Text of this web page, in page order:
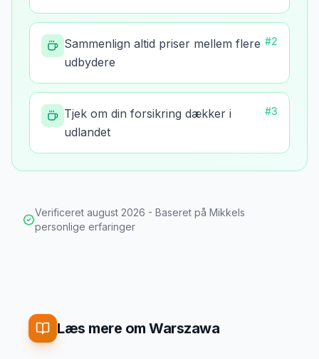
Sammenlign altid priser mellem flere
udbydere
#2
Tjek om din forsikring dækker i
udlandet
#3
Verificeret august 2026 - Baseret på Mikkels
personlige erfaringer
Læs mere om Warszawa